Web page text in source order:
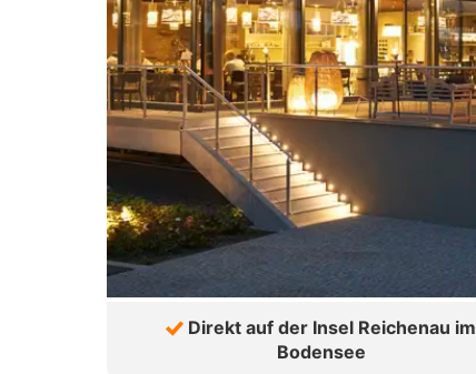
Direkt auf der Insel Reichenau im
Bodensee